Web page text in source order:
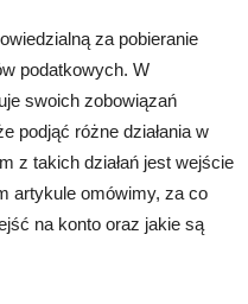
za pobieranie
podatkowych. W
swoich zobowiązań
podjąć różne działania w
z takich działań jest wejście
artykule omówimy, za co
na konto oraz jakie są